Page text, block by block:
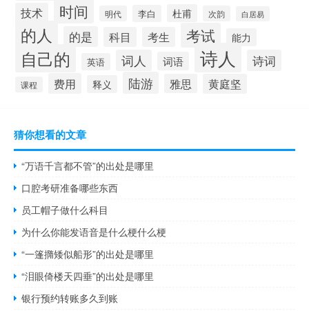
技术 时间 明代 李白 杜甫 次韵 白居易
的人 的是 科目 考生 考试 能力
自己的 英语 词人 词语 诗人 诗词
课程 费用 释义 陆游 雅思 黄庭坚
猜你想看的文章
“万语千言都不管”的出处是哪里
口腔考研准备哪些东西
员工帽子做什么科目
为什么你能发语音是什么梗什么梗
“一篷撱矮似船形”的出处是哪里
“泪眼倚楼天四垂”的出处是哪里
银行预约转账多久到账